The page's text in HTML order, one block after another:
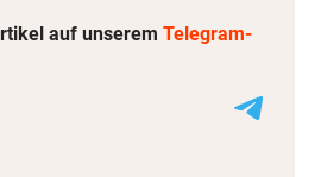
auf unserem Telegram-